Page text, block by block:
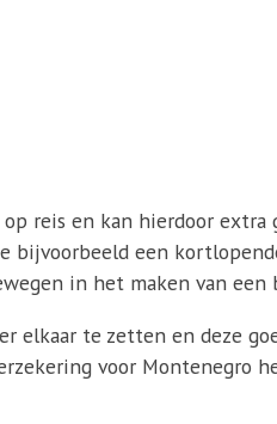
reis en kan hierdoor
een
in het maken van een
elkaar te zetten en deze
voor Montenegro